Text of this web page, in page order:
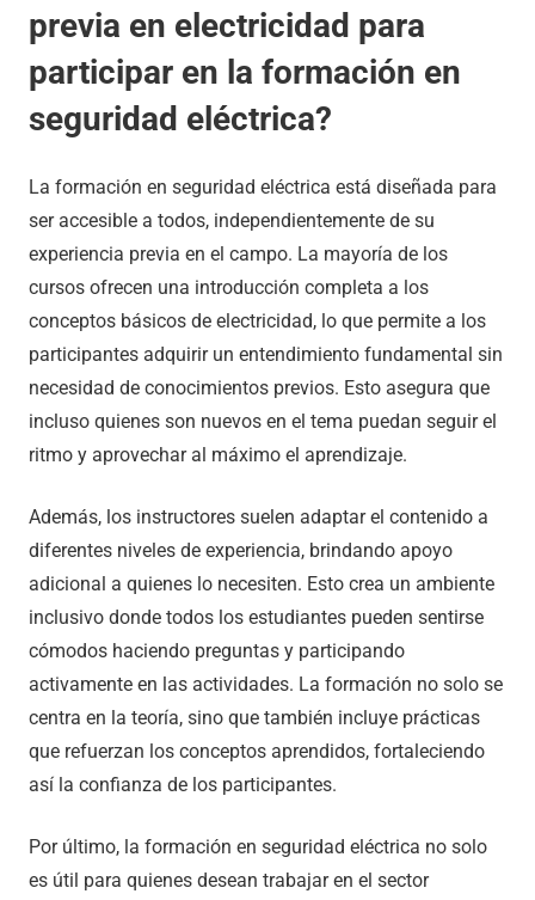
previa en electricidad para
participar en la formación en
seguridad eléctrica?
La formación en seguridad eléctrica está diseñada para
ser accesible a todos, independientemente de su
experiencia previa en el campo. La mayoría de los
cursos ofrecen una introducción completa a los
conceptos básicos de electricidad, lo que permite a los
participantes adquirir un entendimiento fundamental sin
necesidad de conocimientos previos. Esto asegura que
incluso quienes son nuevos en el tema puedan seguir el
ritmo y aprovechar al máximo el aprendizaje.
Además, los instructores suelen adaptar el contenido a
diferentes niveles de experiencia, brindando apoyo
adicional a quienes lo necesiten. Esto crea un ambiente
inclusivo donde todos los estudiantes pueden sentirse
cómodos haciendo preguntas y participando
activamente en las actividades. La formación no solo se
centra en la teoría, sino que también incluye prácticas
que refuerzan los conceptos aprendidos, fortaleciendo
así la confianza de los participantes.
Por último, la formación en seguridad eléctrica no solo
es útil para quienes desean trabajar en el sector